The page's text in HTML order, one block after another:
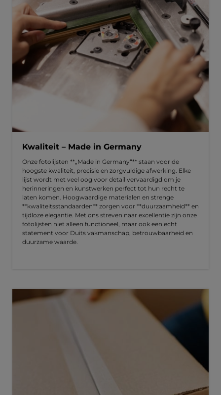
Kwaliteit – Made in Germany
Onze fotolijsten **„Made in Germany“** staan voor de
hoogste kwaliteit, precisie en zorgvuldige afwerking. Elke
lijst wordt met veel oog voor detail vervaardigd om je
herinneringen en kunstwerken perfect tot hun recht te
laten komen. Hoogwaardige materialen en strenge
**kwaliteitsstandaarden** zorgen voor **duurzaamheid** en
tijdloze elegantie. Met ons streven naar excellentie zijn onze
fotolijsten niet alleen functioneel, maar ook een echt
statement voor Duits vakmanschap, betrouwbaarheid en
duurzame waarde.